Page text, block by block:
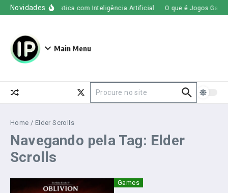
Ir para o conteúdo
Novidadesa Logística com Inteligência Artificial O que é Jogos
Main Menu
Home / Elder Scrolls
Navegando pela Tag: Elder
Scrolls
Games